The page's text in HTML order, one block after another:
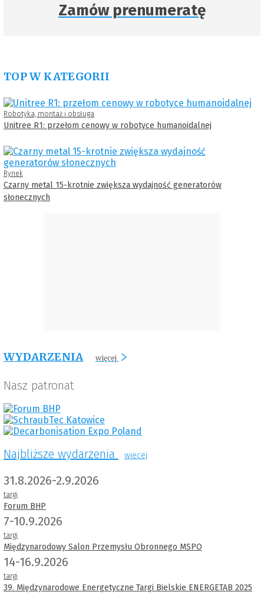
Zamów prenumeratę
TOP W KATEGORII
Robotyka, montaż i obsługa
Unitree R1: przełom cenowy w robotyce humanoidalnej
Rynek
Czarny metal 15-krotnie zwiększa wydajność generatorów
słonecznych
WYDARZENIA więcej
Nasz patronat
Najbliższe wydarzenia wiecej
31.8.2026-2.9.2026
targi
Forum BHP
7-10.9.2026
targi
Międzynarodowy Salon Przemysłu Obronnego MSPO
14-16.9.2026
targi
39. Międzynarodowe Energetyczne Targi Bielskie ENERGETAB 2025